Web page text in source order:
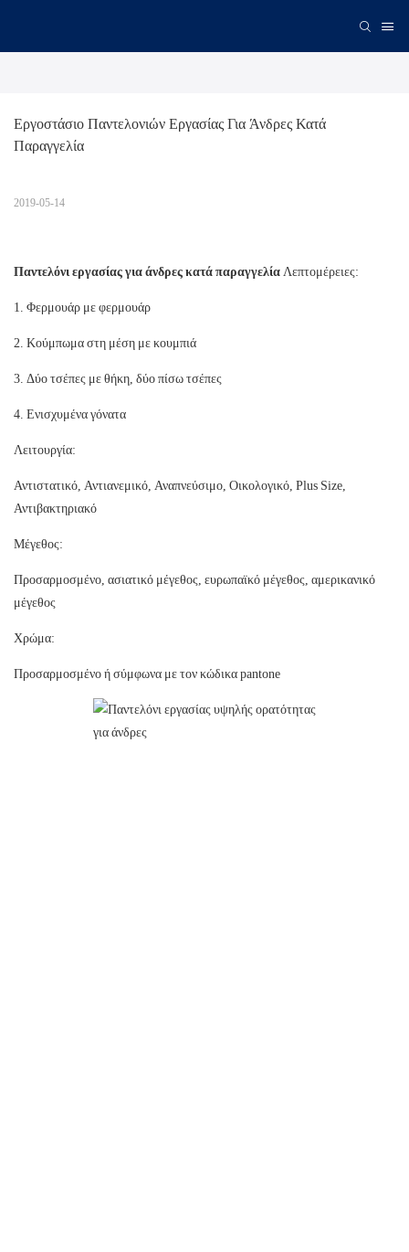
Εργοστάσιο Παντελονιών Εργασίας Για Άνδρες Κατά
Παραγγελία
2019-05-14
Παντελόνι εργασίας για άνδρες κατά παραγγελίαΛεπτομέρειες:
1. Φερμουάρ με φερμουάρ
2. Κούμπωμα στη μέση με κουμπιά
3. Δύο τσέπες με θήκη, δύο πίσω τσέπες
4. Ενισχυμένα γόνατα
Λειτουργία:
Αντιστατικό, Αντιανεμικό, Αναπνεύσιμο, Οικολογικό, Plus Size,
Αντιβακτηριακό
Μέγεθος:
Προσαρμοσμένο, ασιατικό μέγεθος, ευρωπαϊκό μέγεθος, αμερικανικό
μέγεθος
Χρώμα:
Προσαρμοσμένο ή σύμφωνα με τον κώδικα pantone